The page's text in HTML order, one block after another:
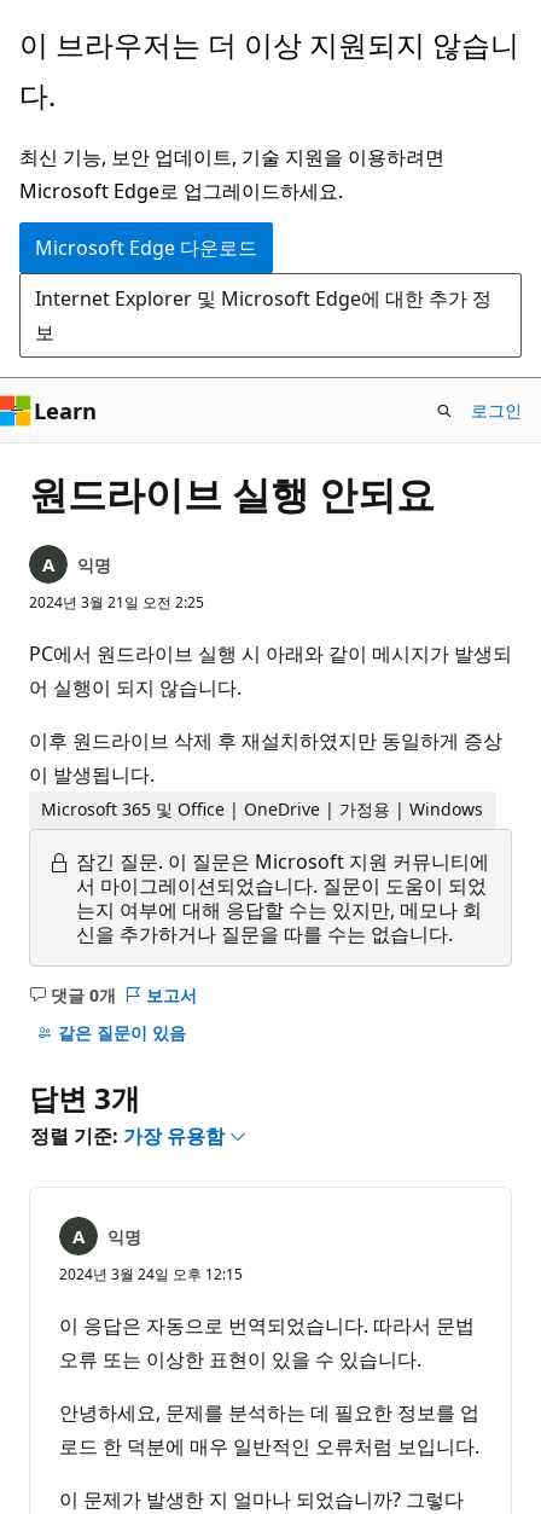
주
콘
츠
로
건
너
뛰
기
이 브라우저는 더 이상 지원되지 않습니
다.
최신 기능, 보안 업데이트, 기술 지원을 이용하려면
Microsoft Edge로 업그레이드하세요.
Microsoft Edge 다운로드
Internet Explorer 및 Microsoft Edge에 대한 추가 정
보
Learn 로그인
원드라이브 실행 안되요
익명
2024년 3월 21일 오전 2:25
PC에서 원드라이브 실행 시 아래와 같이 메시지가 발생되
어 실행이 되지 않습니다.
이후 원드라이브 삭제 후 재설치하였지만 동일하게 증상
이 발생됩니다.
Microsoft 365 및 Office | OneDrive | 가정용 | Windows
잠긴 질문. 이 질문은 Microsoft 지원 커뮤니티에
서 마이그레이션되었습니다. 질문이 도움이 되었
는지 여부에 대해 응답할 수는 있지만, 메모나 회
신을 추가하거나 질문을 따를 수는 없습니다.
댓글 0개
설
명
음
보고서
같은 질문이 있음
답변 3개
정렬 기준: 가장 유용함
익명
2024년 3월 24일 오후 12:15
이 응답은 자동으로 번역되었습니다. 따라서 문법
오류 또는 이상한 표현이 있을 수 있습니다.
안녕하세요, 문제를 분석하는 데 필요한 정보를 업
로드 한 덕분에 매우 일반적인 오류처럼 보입니다.
이 문제가 발생한 지 얼마나 되었습니까? 그렇다